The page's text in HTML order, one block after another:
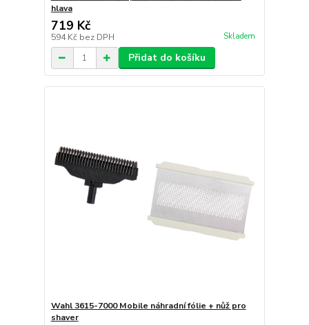
hlava
719 Kč
594 Kč bez DPH Skladem
Přidat do košíku
Wahl 3615-7000 Mobile náhradní fólie + nůž pro
shaver